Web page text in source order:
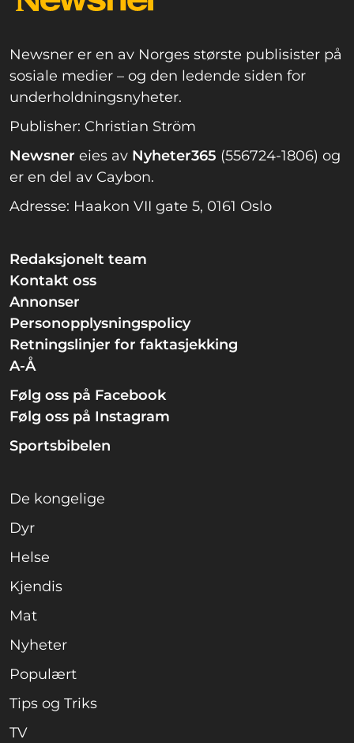
Newsner er en av Norges største publisister på
sosiale medier – og den ledende siden for
underholdningsnyheter.
Publisher: Christian Ström
Newsner eies av Nyheter365 (556724-1806) og
er en del av Caybon.
Adresse: Haakon VII gate 5, 0161 Oslo
Redaksjonelt team
Kontakt oss
Annonser
Personopplysningspolicy
Retningslinjer for faktasjekking
A-Å
Følg oss på Facebook
Følg oss på Instagram
Sportsbibelen
De kongelige
Dyr
Helse
Kjendis
Mat
Nyheter
Populært
Tips og Triks
TV